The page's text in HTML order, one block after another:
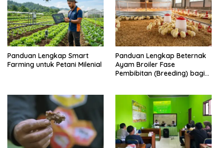
Panduan Lengkap Smart
Farming untuk Petani Milenial
Panduan Lengkap Beternak
Ayam Broiler Fase
Pembibitan (Breeding) bagi